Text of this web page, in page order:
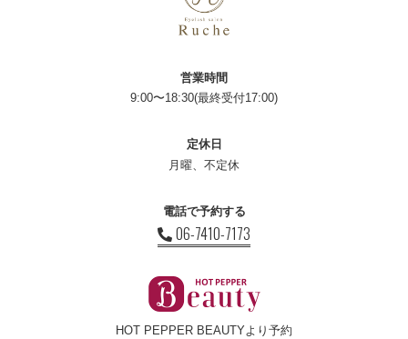
営業時間
9:00〜18:30(最終受付17:00)
定休日
月曜、不定休
電話で予約する
06-7410-7173
HOT PEPPER BEAUTYより予約